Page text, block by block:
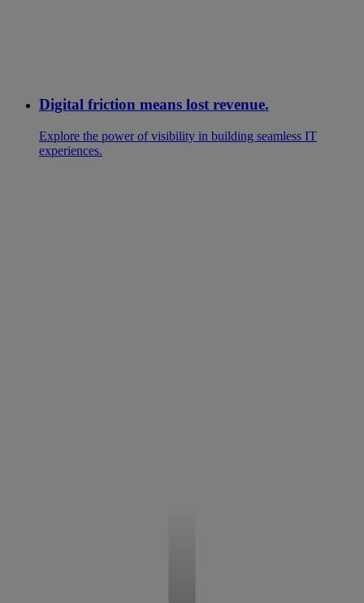
Digital friction means lost revenue.
Explore the power of visibility in building seamless IT
experiences.